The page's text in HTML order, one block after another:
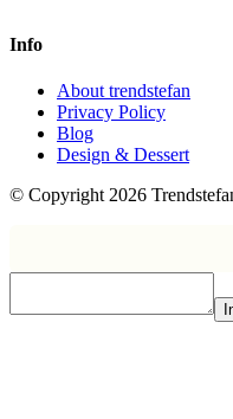
Info
About trendstefan
Privacy Policy
Blog
Design & Dessert
© Copyright 2026